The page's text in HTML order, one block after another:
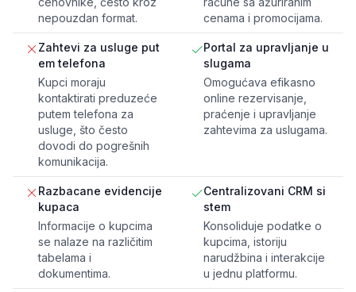
nepouzdan format.
cenama i promocijama.
Zahtevi za usluge put
em telefona
Kupci moraju
kontaktirati preduzeće
putem telefona za
usluge, što često
dovodi do pogrešnih
komunikacija.
Portal za upravljanje u
slugama
Omogućava efikasno
online rezervisanje,
praćenje i upravljanje
zahtevima za uslugama.
Razbacane evidencije
kupaca
Informacije o kupcima
se nalaze na različitim
tabelama i
dokumentima.
Centralizovani CRM si
stem
Konsoliduje podatke o
kupcima, istoriju
narudžbina i interakcije
u jednu platformu.